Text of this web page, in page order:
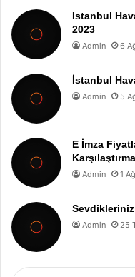
Istanbul
2023
Admin 6
İstanbul
Admin 5
E İmza
Admin 1
Admin 25